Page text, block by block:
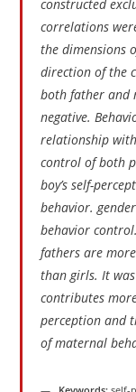
constructed
correlations
the dimensions
direction of the
both father and
negative.
relationship
control of both
boy’s self-
behavior.
behavior
fathers are
than girls. It
contributes
perception and
of maternal